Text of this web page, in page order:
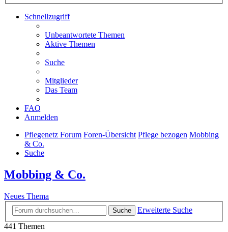
Schnellzugriff
Unbeantwortete Themen
Aktive Themen
Suche
Mitglieder
Das Team
FAQ
Anmelden
Pflegenetz Forum Foren-Übersicht Pflege bezogen Mobbing
& Co.
Suche
Mobbing & Co.
Neues Thema
Suche
Erweiterte Suche
441 Themen